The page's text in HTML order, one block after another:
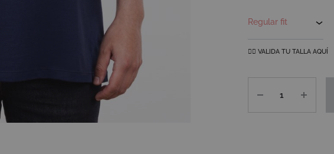
👉🏼 VALIDA TU TALLA AQUÍ